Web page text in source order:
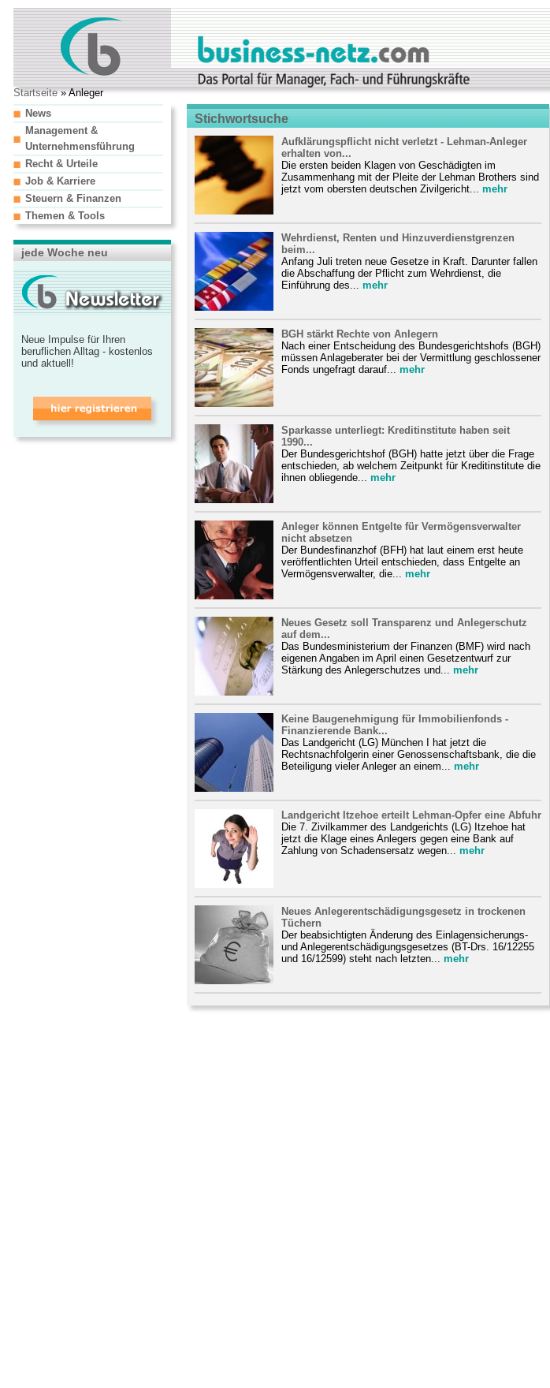
Startseite» Anleger
Stichwortsuche
Aufklärungspflicht nicht verletzt - Lehman-Anleger
erhalten von...
Die ersten beiden Klagen von Geschädigten im
Zusammenhang mit der Pleite der Lehman Brothers sind
jetzt vom obersten deutschen Zivilgericht...
mehr
Wehrdienst, Renten und Hinzuverdienstgrenzen
beim...
Anfang Juli treten neue Gesetze in Kraft. Darunter fallen
die Abschaffung der Pflicht zum Wehrdienst, die
Einführung des...
mehr
BGH stärkt Rechte von Anlegern
Nach einer Entscheidung des Bundesgerichtshofs (BGH)
müssen Anlageberater bei der Vermittlung geschlossener
Fonds ungefragt darauf...
mehr
Sparkasse unterliegt: Kreditinstitute haben seit
1990...
Der Bundesgerichtshof (BGH) hatte jetzt über die Frage
entschieden, ab welchem Zeitpunkt für Kreditinstitute die
ihnen obliegende...
mehr
Anleger können Entgelte für Vermögensverwalter
nicht absetzen
Der Bundesfinanzhof (BFH) hat laut einem erst heute
veröffentlichten Urteil entschieden, dass Entgelte an
Vermögensverwalter, die...
mehr
Neues Gesetz soll Transparenz und Anlegerschutz
auf dem...
Das Bundesministerium der Finanzen (BMF) wird nach
eigenen Angaben im April einen Gesetzentwurf zur
Stärkung des Anlegerschutzes und...
mehr
Keine Baugenehmigung für Immobilienfonds -
Finanzierende Bank...
Das Landgericht (LG) München I hat jetzt die
Rechtsnachfolgerin einer Genossenschaftsbank, die die
Beteiligung vieler Anleger an einem...
mehr
Landgericht Itzehoe erteilt Lehman-Opfer eine Abfuhr
Die 7. Zivilkammer des Landgerichts (LG) Itzehoe hat
jetzt die Klage eines Anlegers gegen eine Bank auf
Zahlung von Schadensersatz wegen...
mehr
Neues Anlegerentschädigungsgesetz in trockenen
Tüchern
Der beabsichtigten Änderung des Einlagensicherungs-
und Anlegerentschädigungsgesetzes (BT-Drs. 16/12255
und 16/12599) steht nach letzten...
mehr
News
Management &
Unternehmensführung
Recht & Urteile
Job & Karriere
Steuern & Finanzen
Themen & Tools
jede Woche neu
Neue Impulse für Ihren
beruflichen Alltag - kostenlos
und aktuell!